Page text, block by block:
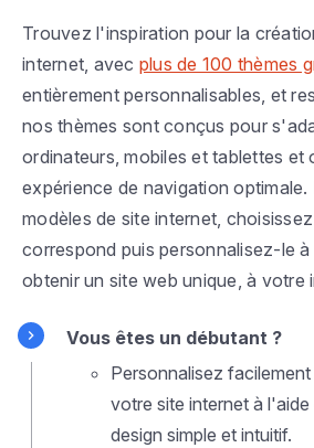
Trouvez l'inspiration pour la
internet, avec plus de 100 thèmes
entièrement personnalisables, et
nos thèmes sont conçus pour
ordinateurs, mobiles et tablettes et
expérience de navigation
modèles de site internet,
correspond puis personnalisez-le
obtenir un site web unique, à votre
Vous êtes un débutant ?
Personnalisez
votre site internet à
design simple et intuitif.